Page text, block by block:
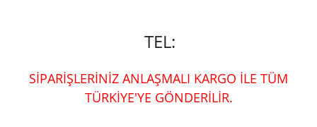
TEL:
SİPARİŞLERİNİZ ANLAŞMALI KARGO İLE TÜM
TÜRKİYE'YE GÖNDERİLİR.